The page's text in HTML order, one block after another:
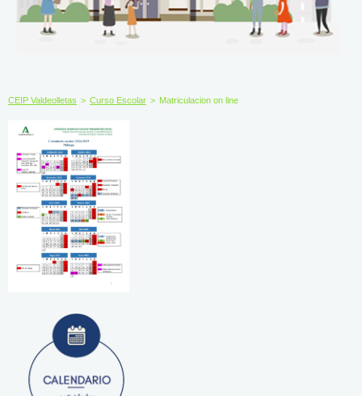
CEIP Valdeolletas > Curso Escolar > Matriculacion on line